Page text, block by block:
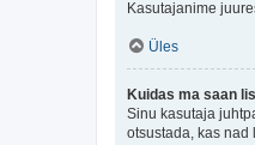
Kasutajanime
Üles
Kuidas ma saan
Sinu kasutaja
otsustada, kas nad